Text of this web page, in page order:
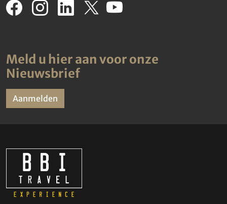
Meld u hier aan voor onze
Nieuwsbrief
Aanmelden